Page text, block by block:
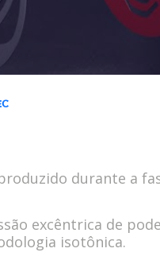
durante a
excêntrica de
isotônica.